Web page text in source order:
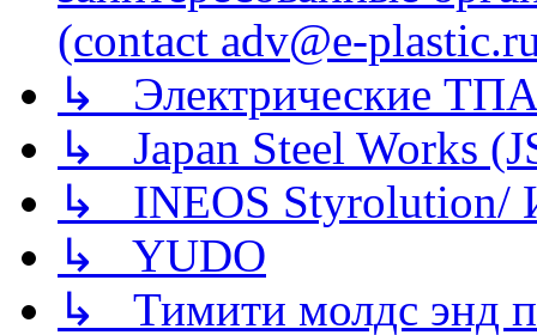
(contact adv@e-
↳ Электрические
↳ Japan Steel Works
↳ INEOS
↳ YUDO
↳ Тимити молдс энд